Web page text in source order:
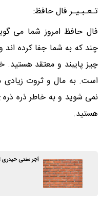
تـعـبـیـر فال حافظ:
فال حافظ امروز شما می
چند که به شما جفا کرده اند
چیز پایبند و معتقد
است. به مال و ثروت زیادی
نمی شوید و به خاطر ذره
هستید.
آجر سنتی حیدری 3 نسل در کنار ایرانیان